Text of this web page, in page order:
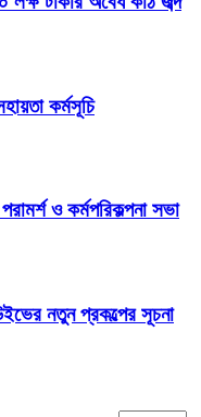
কর্মসূচি
ও কর্মপরিকল্পনা সভা
নতুন প্রকল্পের সূচনা